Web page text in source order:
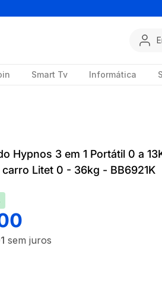
Smart Tv Informática
Hypnos 3 em 1 Portátil 0 a
Litet 0 - 36kg - BB6921K
sem juros